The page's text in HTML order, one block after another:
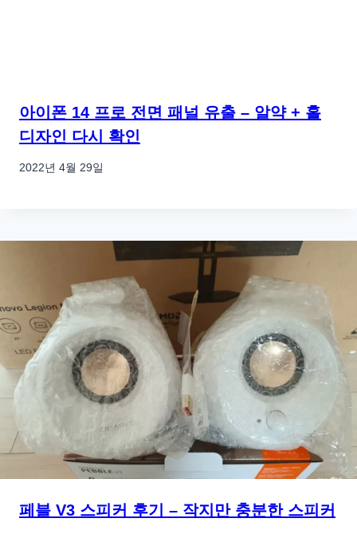
아이폰 14 프로 전면 패널 유출 – 알약 + 홀
디자인 다시 확인
2022년 4월 29일
페블 V3 스피커 후기 – 작지만 충분한 스피커